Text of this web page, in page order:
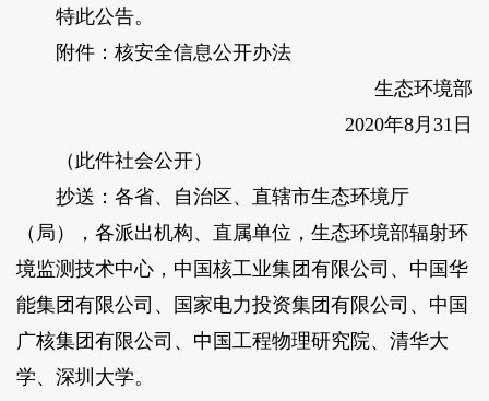
特此公告。
附件：核安全信息公开办法
生态环境部
2020年8月31日
（此件社会公开）
抄送：各省、自治区、直辖市生态环境厅
（局），各派出机构、直属单位，生态环境部辐射环
境监测技术中心，中国核工业集团有限公司、中国华
能集团有限公司、国家电力投资集团有限公司、中国
广核集团有限公司、中国工程物理研究院、清华大
学、深圳大学。